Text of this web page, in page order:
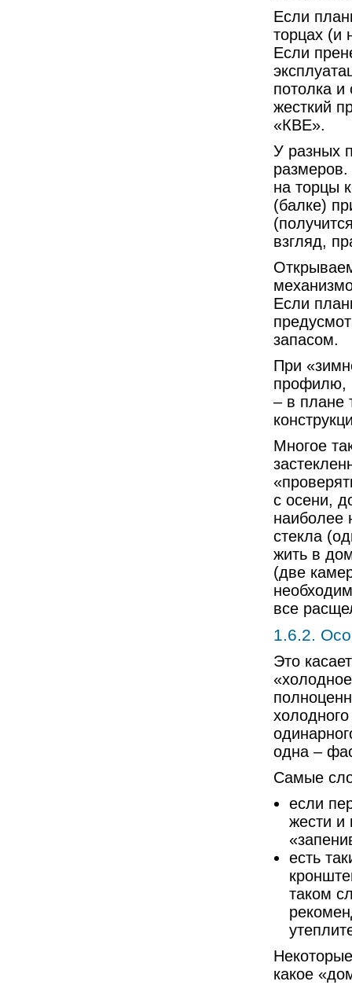
Если
торцах (и
Если
потолка
жесткий
«КВЕ».
У разных
на торцы
(балке)
взгляд,
Если
запасом.
При
профилю,
– в плане
Многое
с осени,
наиболее
стекла
жить в
(две
все
1.6.2.
Это
одна –
Самые
если
жести и
есть
таком
какое